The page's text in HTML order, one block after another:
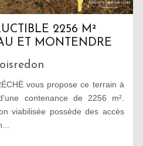
2256 M²
ET MONTENDRE
vous propose ce terrain à
contenance de 2256 m².
viabilisée possède des accès